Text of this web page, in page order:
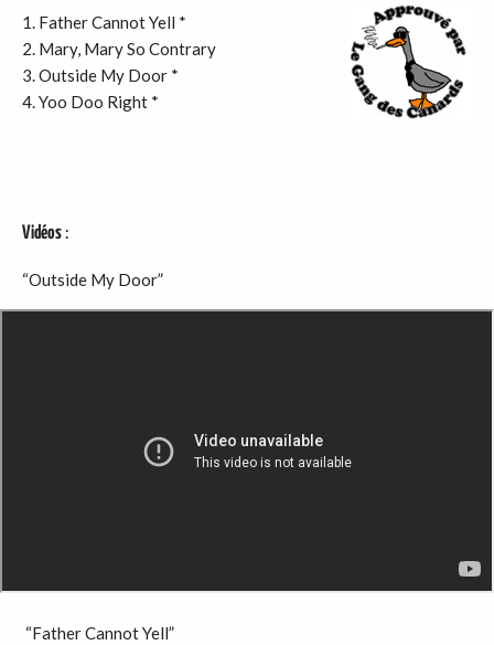
1. Father Cannot Yell *
2. Mary, Mary So Contrary
3. Outside My Door *
4. Yoo Doo Right *
Vidéos:
“Outside My Door”
“Father Cannot Yell”